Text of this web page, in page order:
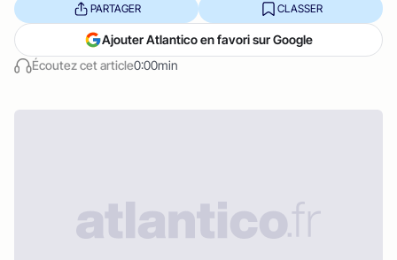
Écoutez cet article0:00min
PARTAGER CLASSER
Ajouter Atlantico en favori sur Google